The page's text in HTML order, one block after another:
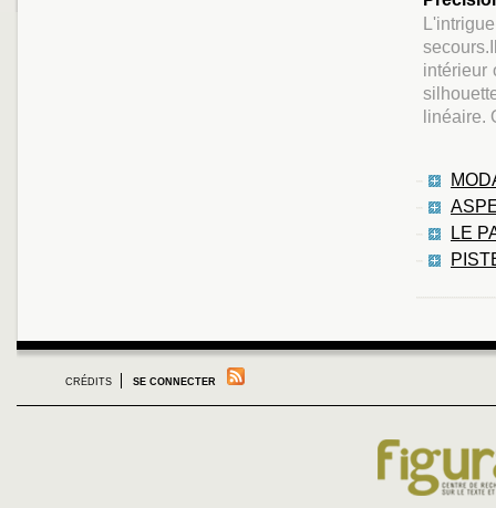
intérieur
linéaire.
LE
CRÉDITS SE CONNECTER